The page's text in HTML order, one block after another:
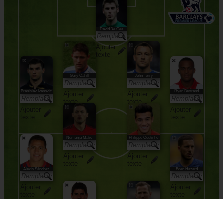
David De Gea
Ajouter
texte
Branislav Ivanovic
Gary Cahill
Ajouter
texte
John Terry
Ajouter
texte
Ryan Bertrand
Ajouter
texte
Nemanja Matic
Ajouter
texte
Philippe Coutinho
Ajouter
texte
Alexis Sánchez Eden Hazard
Ajouter
texte